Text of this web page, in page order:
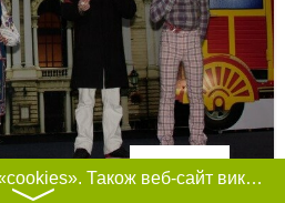
Фільтри
Цей сайт використовує «cookies». Також веб-сайт використовує інтернет-сервіс для збору технічних даних стосовно відвідувачів з метою отримання маркетингової та статистичної інформації. Умови обробки даних відвідувачів сайту див.
〉